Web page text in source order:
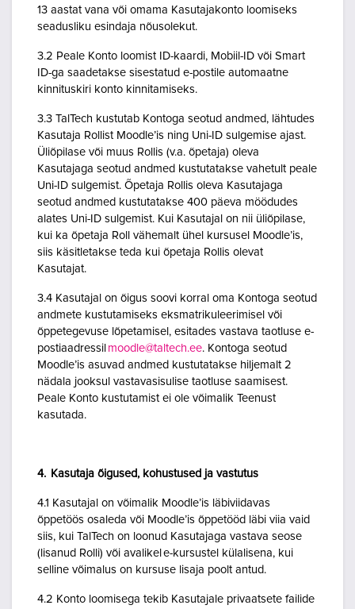
13 aastat vana või omama Kasutajakonto loomiseks
seadusliku esindaja nõusolekut.
3.2 Peale Konto loomist ID-kaardi, Mobiil-ID või Smart
ID-ga saadetakse sisestatud e-postile automaatne
kinnituskiri konto kinnitamiseks.
3.3 TalTech kustutab Kontoga seotud andmed, lähtudes
Kasutaja Rollist Moodle’is ning Uni-ID sulgemise ajast.
Üliõpilase või muus Rollis (v.a. õpetaja) oleva
Kasutajaga seotud andmed kustutatakse vahetult peale
Uni-ID sulgemist. Õpetaja Rollis oleva Kasutajaga
seotud andmed kustutatakse 400 päeva möödudes
alates Uni-ID sulgemist. Kui Kasutajal on nii üliõpilase,
kui ka õpetaja Roll vähemalt ühel kursusel Moodle’is,
siis käsitletakse teda kui õpetaja Rollis olevat
Kasutajat.
3.4 Kasutajal on õigus soovi korral oma Kontoga seotud
andmete kustutamiseks eksmatrikuleerimisel või
õppetegevuse lõpetamisel, esitades vastava taotluse e-
postiaadressil moodle@taltech.ee. Kontoga seotud
Moodle’is asuvad andmed kustutatakse hiljemalt 2
nädala jooksul vastavasisulise taotluse saamisest.
Peale Konto kustutamist ei ole võimalik Teenust
kasutada.
4. Kasutaja õigused, kohustused ja vastutus
4.1 Kasutajal on võimalik Moodle’is läbiviidavas
õppetöös osaleda või Moodle’is õppetööd läbi viia vaid
siis, kui TalTech on loonud Kasutajaga vastava seose
(lisanud Rolli) või avalikel e-kursustel külalisena, kui
selline võimalus on kursuse lisaja poolt antud.
4.2 Konto loomisega tekib Kasutajale privaatsete failide